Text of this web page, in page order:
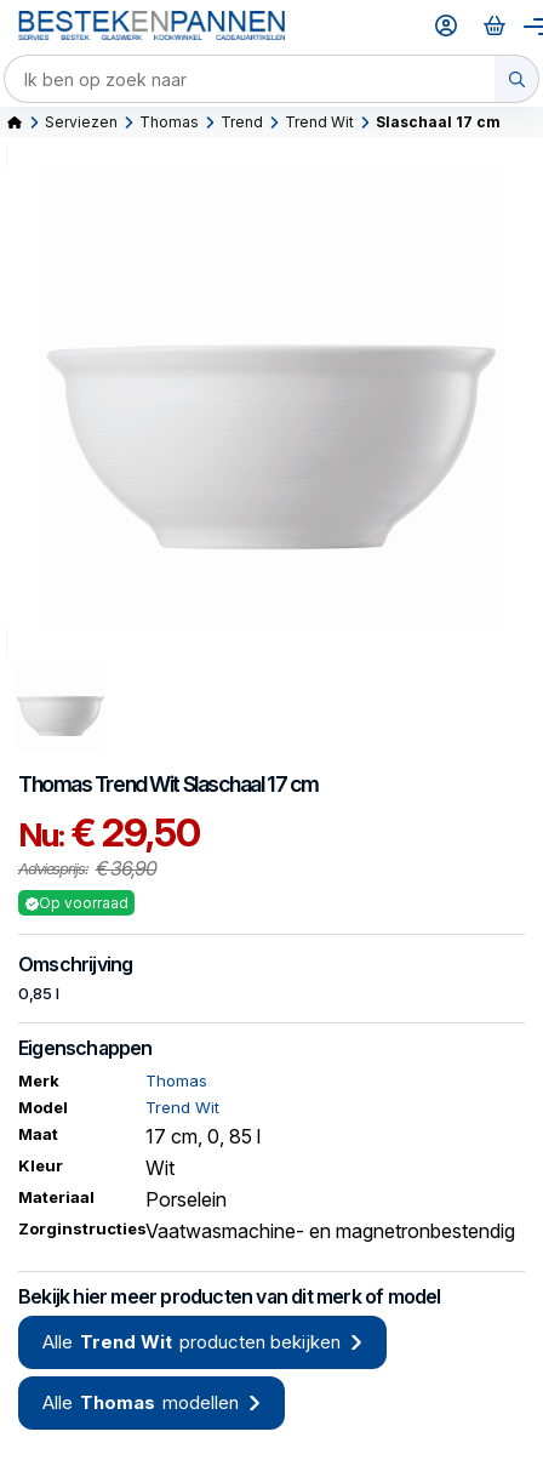
Serviezen Thomas Trend Trend Wit Slaschaal 17 cm
ThomasTrend WitSlaschaal 17 cm
Nu:€ 29,50
Adviesprijs: € 36,90
Op voorraad
Omschrijving
0,85 l
Eigenschappen
Merk
Thomas
Model
Trend Wit
Maat
17 cm, 0, 85 l
Kleur Wit
Materiaal Porselein
ZorginstructiesVaatwasmachine- en magnetronbestendig
Bekijk hier meer producten van dit merk of model
Alle Trend Wit producten bekijken
Alle Thomas modellen